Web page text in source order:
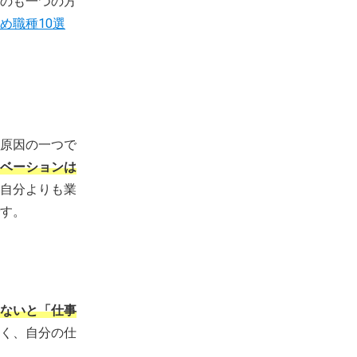
職種10選
因の一つで
ーションは
分よりも業
。
いと「仕事
、自分の仕